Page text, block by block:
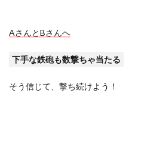
AさんとBさんへ
下手な鉄砲も数撃ちゃ当たる
そう信じて、撃ち続けよう！